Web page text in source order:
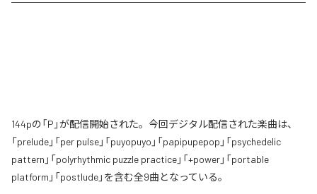
144pの「P」が配信開始された。今回デジタル配信された楽曲は、
「prelude」「per pulse」「puyopuyo」「papipupepop」「psychedelic
pattern」「polyrhythmic puzzle practice」「+power」「portable
platform」「postlude」を含む全9曲となっている。